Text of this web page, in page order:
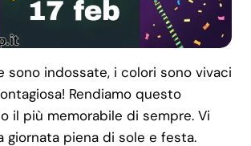
sono indossate, i colori sono vivaci
Rendiamo questo
il più memorabile di sempre. Vi
giornata piena di sole e festa.